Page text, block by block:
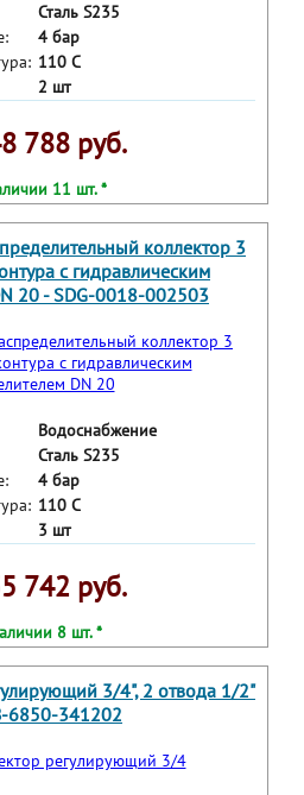
Сталь S235
4 бар
110 С
2 шт
788 руб.
11 шт. *
коллектор 3
с гидравлическим
20 - SDG-0018-002503
Водоснабжение
Сталь S235
4 бар
110 С
3 шт
742 руб.
8 шт. *
3/4", 2 отвода 1/2"
6850-341202